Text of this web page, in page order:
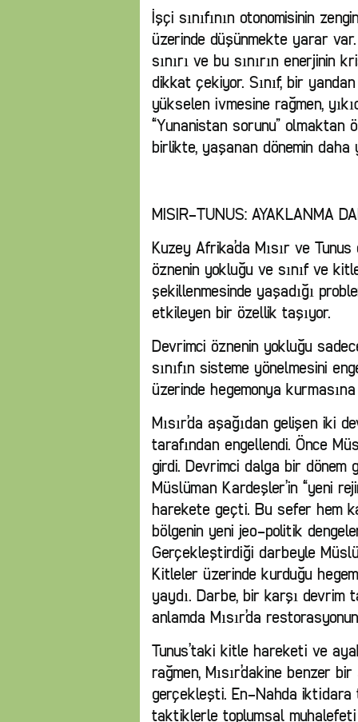
İşçi sınıfının otonomisinin
üzerinde düşünmekte yarar
sınırı ve bu sınırın enerjinin
dikkat çekiyor. Sınıf, bir
yükselen ivmesine rağmen,
“Yunanistan sorunu” olmaktan
birlikte, yaşanan dönemin
MISIR-TUNUS: AYAKLANMA
Kuzey Afrika’da Mısır ve
öznenin yokluğu ve sınıf ve
şekillenmesinde yaşadığı
etkileyen bir özellik taşıyor.
Devrimci öznenin yokluğu
sınıfın sisteme yönelmesini
üzerinde hegemonya
Mısır’da aşağıdan gelişen iki
tarafından engellendi. Önce
girdi. Devrimci dalga bir dönem
Müslüman Kardeşler’in “yeni
harekete geçti. Bu sefer hem
bölgenin yeni jeo-politik
Gerçekleştirdiği darbeyle
Kitleler üzerinde kurduğu
yaydı. Darbe, bir karşı
anlamda Mısır’da
Tunus’taki kitle hareketi ve
rağmen, Mısır’dakine benzer
gerçekleşti. En-Nahda iktidara
taktiklerle toplumsal muhalefeti